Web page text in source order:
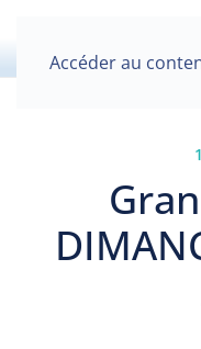
Accéder au